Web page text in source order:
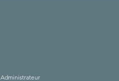
Administrateur